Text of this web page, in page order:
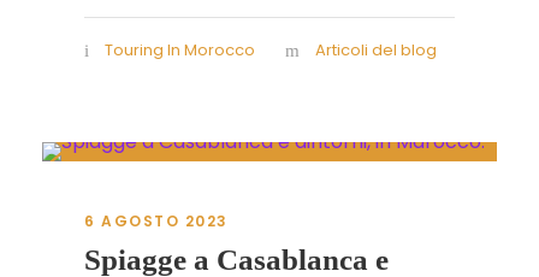
Touring In Morocco Articoli del blog
6 AGOSTO 2023
Spiagge a Casablanca e